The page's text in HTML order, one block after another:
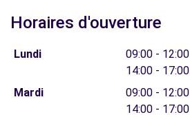
Horaires d'ouverture
Lundi
09:00 - 12:00
14:00 - 17:00
Mardi
09:00 - 12:00
14:00 - 17:00